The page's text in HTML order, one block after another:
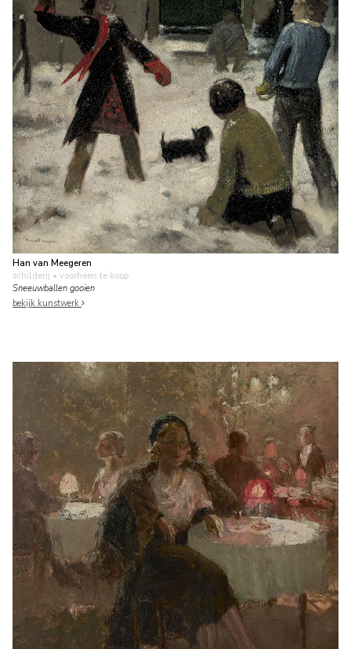
Han van Meegeren
schilderij • voorheen te koop
Sneeuwballen gooien
bekijk kunstwerk